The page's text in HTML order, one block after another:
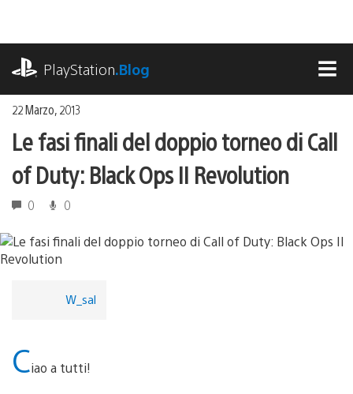
contenuto
PlayStation.Blog
22 Marzo, 2013
Le fasi finali del doppio torneo di Call
of Duty: Black Ops II Revolution
0 0
W_sal
Ciao a tutti!